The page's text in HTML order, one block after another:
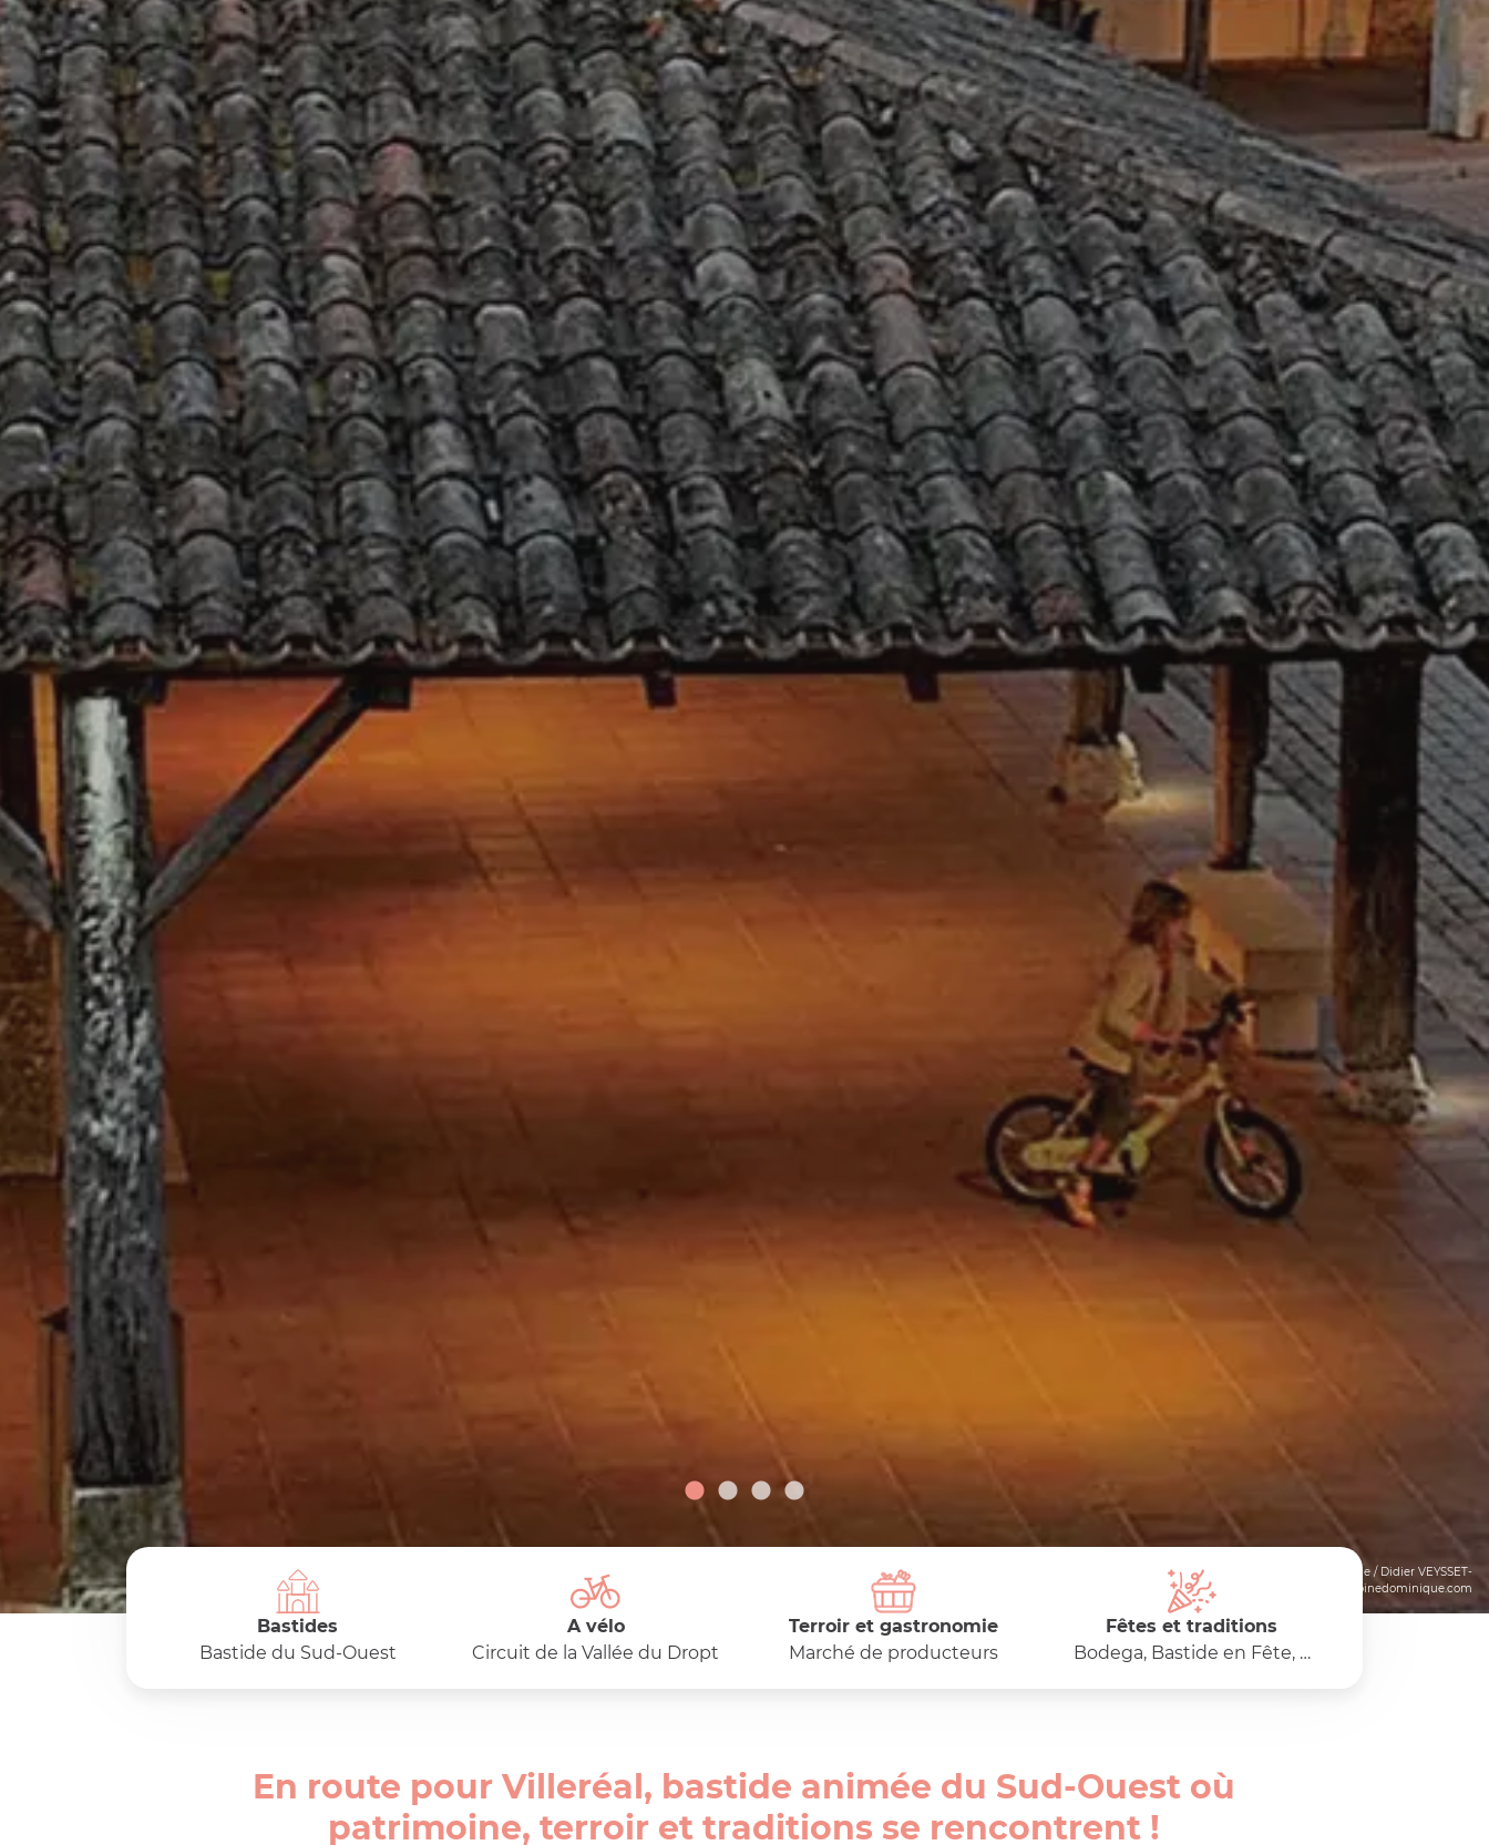
© Antoine Dominique / Didier VEYSSET-
www.antoinedominique.com
Bastides
Bastide du Sud-Ouest
A vélo
Circuit de la Vallée du Dropt
Terroir et gastronomie
Marché de producteurs
Fêtes et traditions
Bodega, Bastide en Fête, …
En route pour Villeréal, bastide animée du Sud-Ouest où
patrimoine, terroir et traditions se rencontrent !